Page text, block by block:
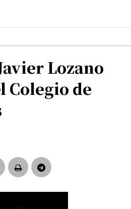
Lozano
Colegio de